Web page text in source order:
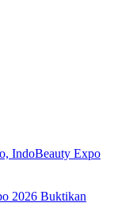
2026 Buktikan